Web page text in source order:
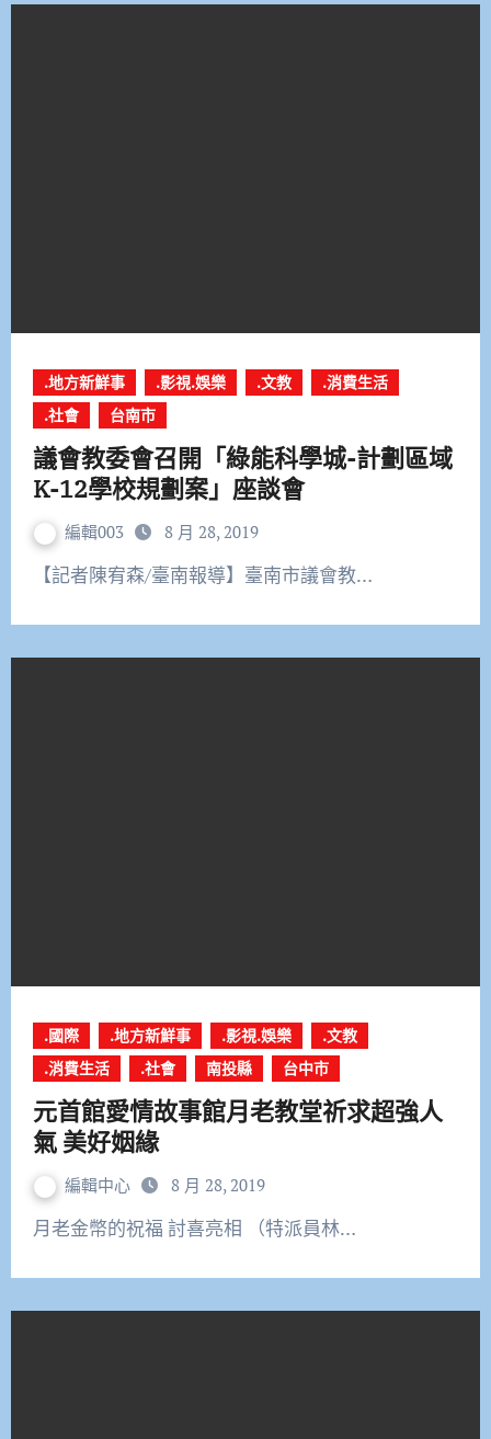
.地方新鮮事 .影視.娛樂 .文教
.消費生活
.社會
台南市
議會教委會召開「綠能科學城-計劃區域
K-12學校規劃案」座談會
編輯003 8 月 28, 2019
【記者陳宥森/臺南報導】臺南市議會教…
.國際 .地方新鮮事 .影視.娛樂
.文教
.消費生活
.社會 南投縣 台中市
元首館愛情故事館月老教堂祈求超強人
氣 美好姻緣
編輯中心 8 月 28, 2019
月老金幣的祝福 討喜亮相 （特派員林…